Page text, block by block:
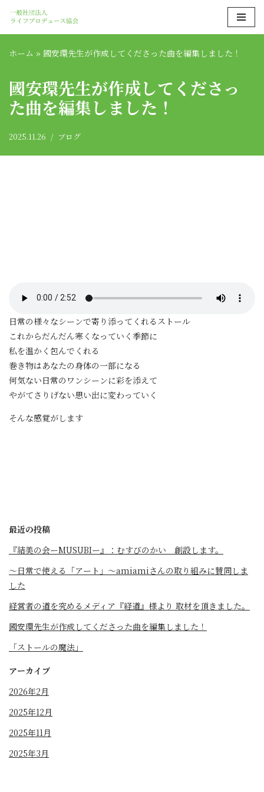
コ
ツ
へ
キ
ホーム » 國安環先生が作成してくださった曲を編集しました！
國安環先生が作成してくださっ
た曲を編集しました！
2025.11.26 ブログ
日常の様々なシーンで寄り添ってくれるストール
これからだんだん寒くなっていく季節に
私を温かく包んでくれる
巻き物はあなたの身体の一部になる
何気ない日常のワンシーンに彩を添えて
やがてさりげない思い出に変わっていく
そんな感覚がします
最近の投稿
『結美の会ーMUSUBIー』：むすびのかい 創設します。
～日常で使える「アート」～amiamiさんの取り組みに賛同しま
した
経営者の道を究めるメディア『経道』様より 取材を頂きました。
國安環先生が作成してくださった曲を編集しました！
「ストールの魔法」
アーカイブ
2026年2月
2025年12月
2025年11月
2025年3月